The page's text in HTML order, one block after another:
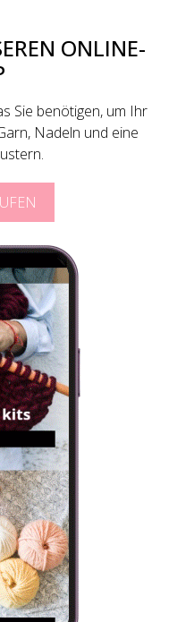
ONLINE-
Sie benötigen, um Ihr
Nadeln und eine